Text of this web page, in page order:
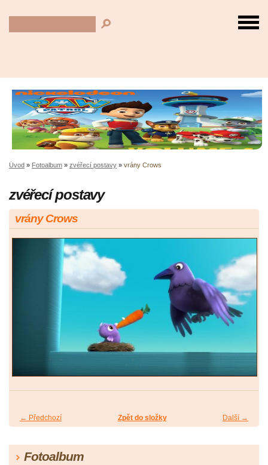
Úvod » Fotoalbum » zvéřecí postavy » vrány Crows
zvéřecí postavy
vrány Crows
← Předchozí Další →
Zpět do složky
Fotoalbum